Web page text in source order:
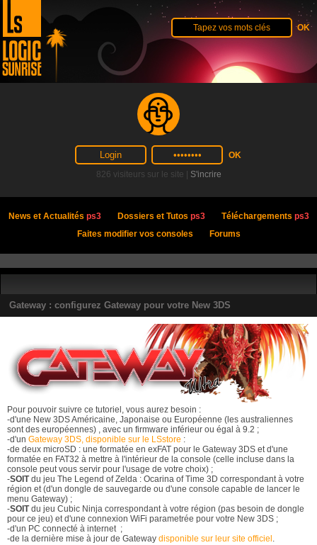
826 visiteurs sur le site | S'incrire
News et Actualités ps3 Dossiers et Tutos ps3 Téléchargements ps3
Faites modifier vos consoles
Forums
Gateway : configurez Gateway pour votre New 3DS
Pour pouvoir suivre ce tutoriel, vous aurez besoin :
-d'une New 3DS Américaine, Japonaise ou Européenne (les australiennes
sont des européennes) , avec un firmware inférieur ou égal à 9.2 ;
-d'un Gateway 3DS, disponible sur le LSstore :
-de deux microSD : une formatée en exFAT pour le Gateway 3DS et d'une
formatée en FAT32 à mettre à l'intérieur de la console (celle incluse dans la
console peut vous servir pour l'usage de votre choix) ;
-SOITdu jeu The Legend of Zelda : Ocarina of Time 3D correspondant à votre
région et (d'un dongle de sauvegarde ou d'une console capable de lancer le
menu Gateway) ;
-SOITdu jeu Cubic Ninja correspondant à votre région (pas besoin de dongle
pour ce jeu) et d'une connexion WiFi parametrée pour votre New 3DS ;
-d'un PC connecté à internet ;
-de la dernière mise à jour de Gateway disponible sur leur site officiel .